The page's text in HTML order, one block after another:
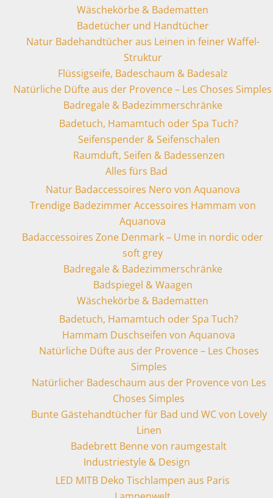
Wäschekörbe & Badematten
Badetücher und Handtücher
Natur Badehandtücher aus Leinen in feiner Waffel-
Struktur
Flüssigseife, Badeschaum & Badesalz
Natürliche Düfte aus der Provence – Les Choses Simples
Badregale & Badezimmerschränke
Badetuch, Hamamtuch oder Spa Tuch?
Seifenspender & Seifenschalen
Raumduft, Seifen & Badessenzen
Alles fürs Bad
Natur Badaccessoires Nero von Aquanova
Trendige Badezimmer Accessoires Hammam von
Aquanova
Badaccessoires Zone Denmark – Ume in nordic oder
soft grey
Badregale & Badezimmerschränke
Badspiegel & Waagen
Wäschekörbe & Badematten
Badetuch, Hamamtuch oder Spa Tuch?
Hammam Duschseifen von Aquanova
Natürliche Düfte aus der Provence – Les Choses
Simples
Natürlicher Badeschaum aus der Provence von Les
Choses Simples
Bunte Gästehandtücher für Bad und WC von Lovely
Linen
Badebrett Benne von raumgestalt
Industriestyle & Design
LED MITB Deko Tischlampen aus Paris